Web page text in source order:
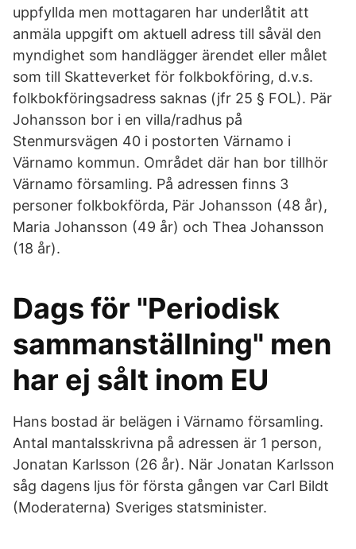
uppfyllda men mottagaren har underlåtit att
anmäla uppgift om aktuell adress till såväl den
myndighet som handlägger ärendet eller målet
som till Skatteverket för folkbokföring, d.v.s.
folkbokföringsadress saknas (jfr 25 § FOL). Pär
Johansson bor i en villa/radhus på
Stenmursvägen 40 i postorten Värnamo i
Värnamo kommun. Området där han bor tillhör
Värnamo församling. På adressen finns 3
personer folkbokförda, Pär Johansson (48 år),
Maria Johansson (49 år) och Thea Johansson
(18 år).
Dags för "Periodisk
sammanställning" men
har ej sålt inom EU
Hans bostad är belägen i Värnamo församling.
Antal mantalsskrivna på adressen är 1 person,
Jonatan Karlsson (26 år). När Jonatan Karlsson
såg dagens ljus för första gången var Carl Bildt
(Moderaterna) Sveriges statsminister.